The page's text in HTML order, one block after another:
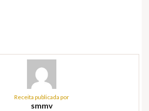
Receita publicada por
smmv